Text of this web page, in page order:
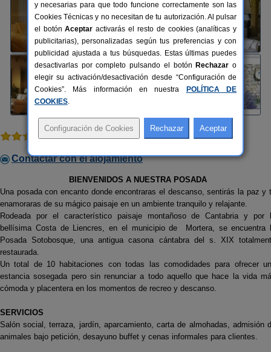
1 comentario
Contactar con el alojamiento
BIENVENIDOS A NUESTRA POSADA
Una posada con encanto donde encontraras el descanso, sentirás la paz y
enamoraras de su mágico paisaje en un ambiente tranquilo y relajante.
Rodeada por el característico paisaje montañoso de Cantabria y por
bellísima Costa de Liencres, en el municipio de Mortera, se encuentra
Posada Sotobosque, una antigua casona cántabra del s. XIX
restaurada.
Un total de 10 habitaciones con todas las comodidades para ofrecer
estancia sosegada pero sin renunciar a todo aquello que hace la vida
cómoda y placentera en los momentos de recreo y descanso.
SERVICIOS
Salón social, terraza, jardín, aparcamiento, carta de almohadas, admisión
animales bajo petición, desayuno buffet y cenas informales para clientes.
y necesarias para que todo funcione correctamente son las
Cookies Técnicas y no necesitan de tu autorización. Al pulsar
el botónAceptar activarás el resto de cookies (analíticas y
publicitarias), personalizadas según tus preferencias y con
publicidad ajustada a tus búsquedas. Estas últimas puedes
desactivarlas por completo pulsando el botón Rechazar o
elegir su activación/desactivación desde “Configuración de
Cookies”. Más información en nuestra
POLÍTICA DE
COOKIES.